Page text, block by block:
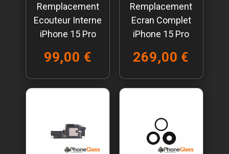
Remplacement
Ecouteur Interne
iPhone 15 Pro
99,00 €
Remplacement
Ecran Complet
iPhone 15 Pro
269,00 €